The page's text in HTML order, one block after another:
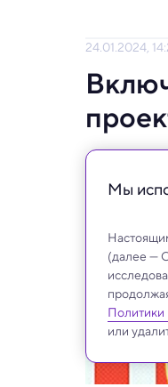
24.01.2024,
С 26
Мы
(далее —
Политики
или